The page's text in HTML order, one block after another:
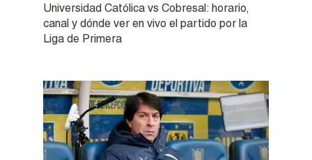
Universidad Católica vs Cobresal: horario,
canal y dónde ver en vivo el partido por la
Liga de Primera